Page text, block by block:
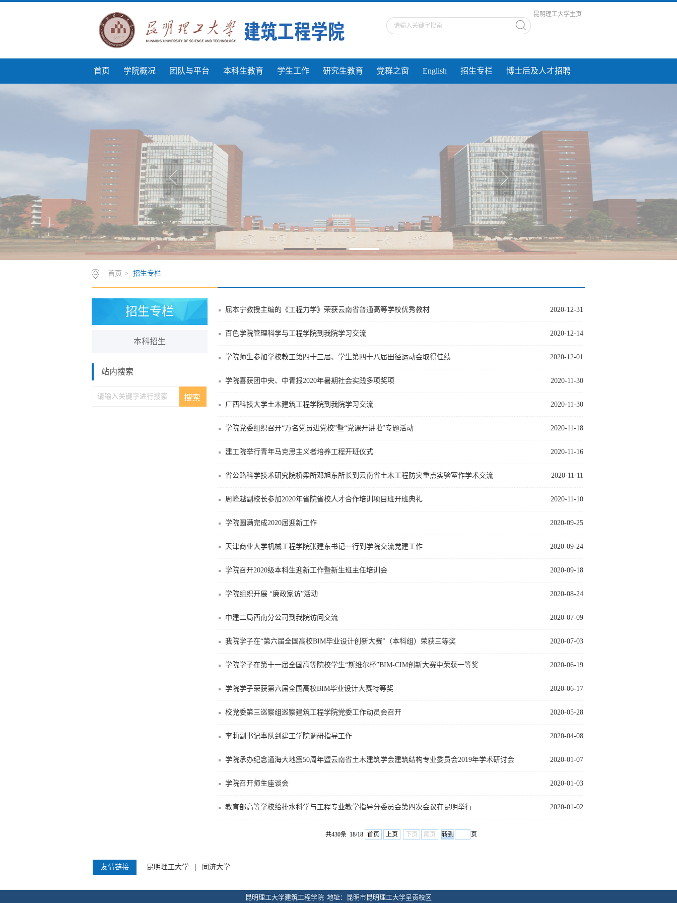
昆明理工大学主页
首页 学院概况 团队与平台 本科生教育 学生工作 研究生教育 党群之窗 English 招生专栏 博士后及人才招聘
首页 > 招生专栏
招生专栏
本科招生
站内搜索
2020-12-31
屈本宁教授主编的《工程力学》荣获云南省普通高等学校优秀教材
2020-12-14
百色学院管理科学与工程学院到我院学习交流
2020-12-01
学院师生参加学校教工第四十三届、学生第四十八届田径运动会取得佳绩
2020-11-30
学院喜获团中央、中青报2020年暑期社会实践多项奖项
2020-11-30
广西科技大学土木建筑工程学院到我院学习交流
2020-11-18
学院党委组织召开“万名党员进党校”暨“党课开讲啦”专题活动
2020-11-16
建工院举行青年马克思主义者培养工程开班仪式
2020-11-11
省公路科学技术研究院桥梁所邓旭东所长到云南省土木工程防灾重点实验室作学术交流
2020-11-10
周峰越副校长参加2020年省院省校人才合作培训项目班开班典礼
2020-09-25
学院圆满完成2020届迎新工作
2020-09-24
天津商业大学机械工程学院张建东书记一行到学院交流党建工作
2020-09-18
学院召开2020级本科生迎新工作暨新生班主任培训会
2020-08-24
学院组织开展 “廉政家访”活动
2020-07-09
中建二局西南分公司到我院访问交流
2020-07-03
我院学子在“第六届全国高校BIM毕业设计创新大赛”（本科组）荣获三等奖
2020-06-19
学院学子在第十一届全国高等院校学生“斯维尔杯”BIM-CIM创新大赛中荣获一等奖
2020-06-17
学院学子荣获第六届全国高校BIM毕业设计大赛特等奖
2020-05-28
校党委第三巡察组巡察建筑工程学院党委工作动员会召开
2020-04-08
李莉副书记率队到建工学院调研指导工作
2020-01-07
学院承办纪念通海大地震50周年暨云南省土木建筑学会建筑结构专业委员会2019年学术研讨会
2020-01-03
学院召开师生座谈会
2020-01-02
教育部高等学校给排水科学与工程专业教学指导分委员会第四次会议在昆明举行
共430条 18/18 首页 上页 下页 尾页 页
友情链接 昆明理工大学 同济大学
昆明理工大学建筑工程学院 地址：昆明市昆明理工大学呈贡校区